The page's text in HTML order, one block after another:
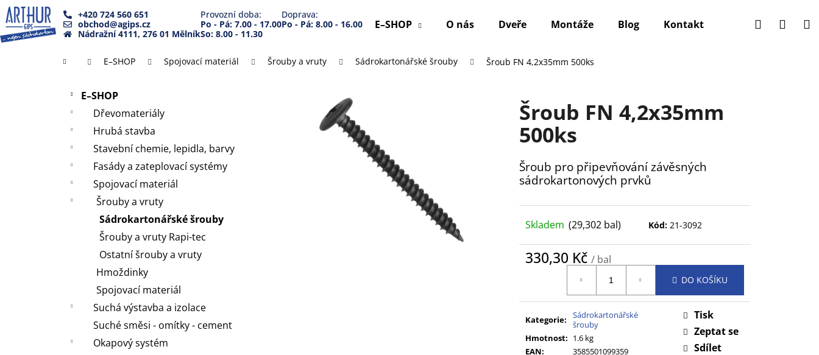
Přejít
na
obsah
E–SHOP O nás Dveře Montáže Blog Kontakt Hledat
+420 724 560 651
obchod@agips.cz
Nádražní 4111, 276 01 Mělník
Provozní doba:
Po - Pá: 7.00 - 17.00
So: 8.00 - 11.30
Doprava:
Po - Pá: 8.00 - 16.00
Domů E–SHOP Spojovací materiál Šrouby a vruty Sádrokartonářské šrouby Šroub FN 4,2x35mm 500ks
Přeskočit
kategorie
E–SHOP
Dřevomateriály
Hrubá stavba
Stavební chemie, lepidla, barvy
Fasády a zateplovací systémy
Spojovací materiál
Šrouby a vruty
Sádrokartonářské šrouby
Šrouby a vruty Rapi-tec
Ostatní šrouby a vruty
Hmoždinky
Spojovací materiál
Suchá výstavba a izolace
Suché směsi - omítky - cement
Okapový systém
Šroub FN 4,2x35mm
500ks
Šroub pro připevňování závěsných
sádrokartonových prvků
Skladem (29,302 bal) Kód: 21-3092
330,30 Kč / bal
DO KOŠÍKU
Kategorie:
Sádrokartonářské
šrouby
Hmotnost: 1.6 kg
EAN:
3585501099359
Tisk
Zeptat se
Sdílet
K
o
š
Zpět
Zpět
Co potřebujete najít?
Doporučujeme